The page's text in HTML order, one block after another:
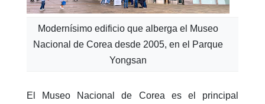
Modernísimo edificio que alberga el Museo
Nacional de Corea desde 2005, en el Parque
Yongsan
El Museo Nacional de Corea es el principal